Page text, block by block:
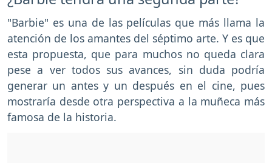
"Barbie" es una de las películas que más llama la
atención de los amantes del séptimo arte. Y es que
esta propuesta, que para muchos no queda clara
pese a ver todos sus avances, sin duda podría
generar un antes y un después en el cine, pues
mostraría desde otra perspectiva a la muñeca más
famosa de la historia.